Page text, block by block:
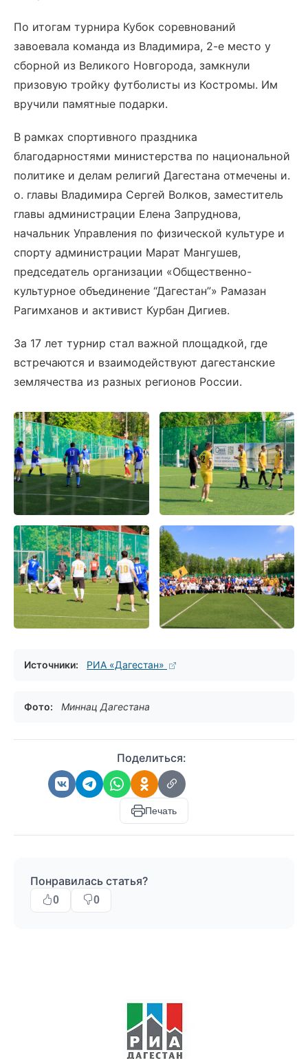
По итогам турнира Кубок соревнований
завоевала команда из Владимира, 2-е место у
сборной из Великого Новгорода, замкнули
призовую тройку футболисты из Костромы. Им
вручили памятные подарки.
В рамках спортивного праздника
благодарностями министерства по национальной
политике и делам религий Дагестана отмечены и.
о. главы Владимира Сергей Волков, заместитель
главы администрации Елена Запруднова,
начальник Управления по физической культуре и
спорту администрации Марат Мангушев,
председатель организации «Общественно-
культурное объединение “Дагестан”» Рамазан
Рагимханов и активист Курбан Дигиев.
За 17 лет турнир стал важной площадкой, где
встречаются и взаимодействуют дагестанские
землячества из разных регионов России.
Источники: РИА «Дагестан»
Фото: Миннац Дагестана
Поделиться:
Печать
Понравилась статья?
0 0